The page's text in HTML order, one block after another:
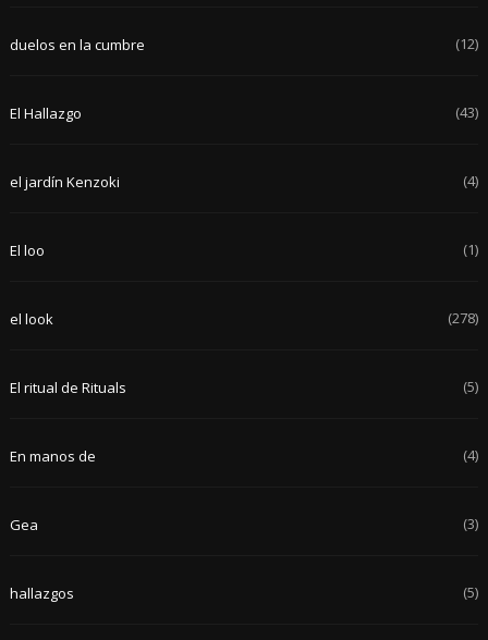
duelos en la cumbre (12)
El Hallazgo (43)
el jardín Kenzoki (4)
El loo (1)
el look (278)
El ritual de Rituals (5)
En manos de (4)
Gea (3)
hallazgos (5)